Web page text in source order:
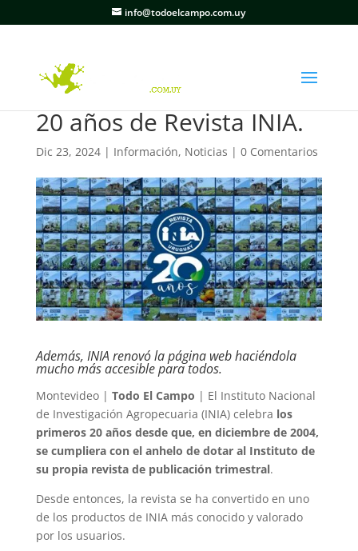
info@todoelcampo.com.uy
20 años de Revista INIA.
Dic 23, 2024| Información, Noticias | 0 Comentarios
Además, INIA renovó la página web haciéndola
mucho más accesible para todos.
Montevideo | Todo El Campo | El Instituto Nacional
de Investigación Agropecuaria (INIA) celebra los
primeros 20 años desde que, en diciembre de 2004,
se cumpliera con el anhelo de dotar al Instituto de
su propia revista de publicación trimestral.
Desde entonces, la revista se ha convertido en uno
de los productos de INIA más conocido y valorado
por los usuarios.